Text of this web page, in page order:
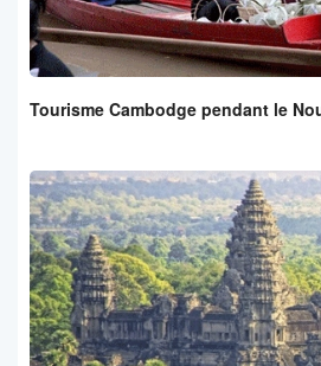
Tourisme Cambodge pendant le